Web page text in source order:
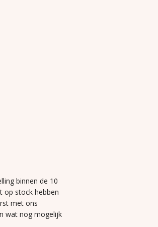
binnen de 10
op stock hebben
met ons
wat nog mogelijk